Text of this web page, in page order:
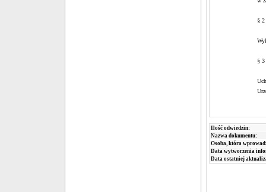
§ 2
§ 3
Ilość odwiedzin:
Nazwa dokumentu:
Osoba, która
Data wytworzenia
Data ostatniej